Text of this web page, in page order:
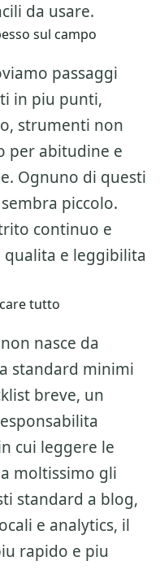
da usare.
sul campo
passaggi
in piu punti,
strumenti non
per abitudine e
Ognuno di questi
piccolo.
continuo e
e leggibilita
tutto
nasce da
standard minimi
breve, un
cui leggere le
moltissimo gli
standard a blog,
e analytics, il
rapido e piu